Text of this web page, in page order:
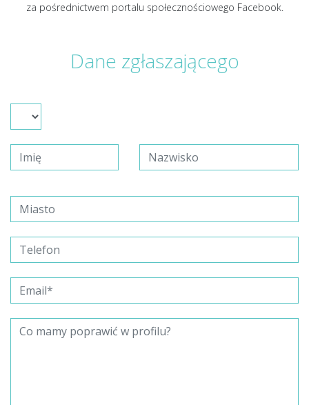
za pośrednictwem portalu społecznościowego Facebook.
Dane zgłaszającego